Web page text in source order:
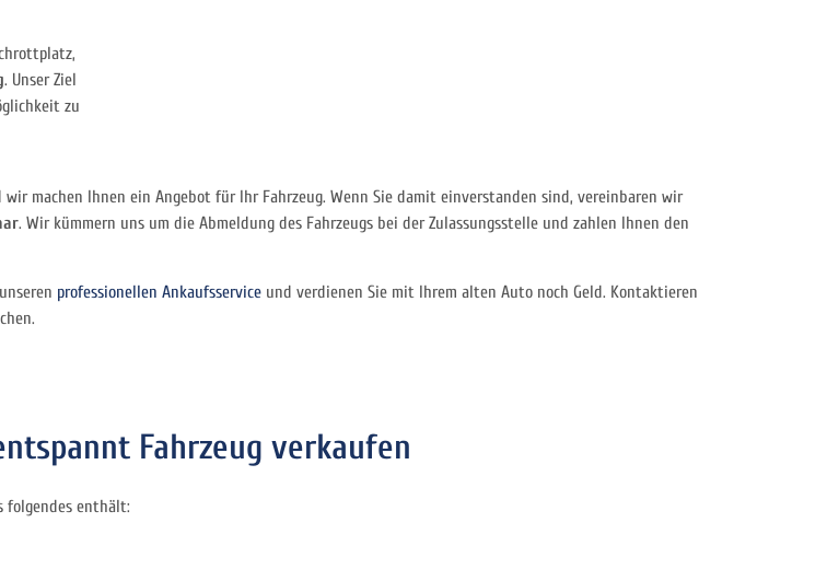
. Unser Ziel
zu
machen Ihnen ein Angebot für Ihr Fahrzeug. Wenn Sie damit einverstanden sind, vereinbaren wir
. Wir kümmern uns um die Abmeldung des Fahrzeugs bei der Zulassungsstelle und zahlen Ihnen den
professionellen Ankaufsservice und verdienen Sie mit Ihrem alten Auto noch Geld. Kontaktieren
Fahrzeug verkaufen
folgendes enthält: